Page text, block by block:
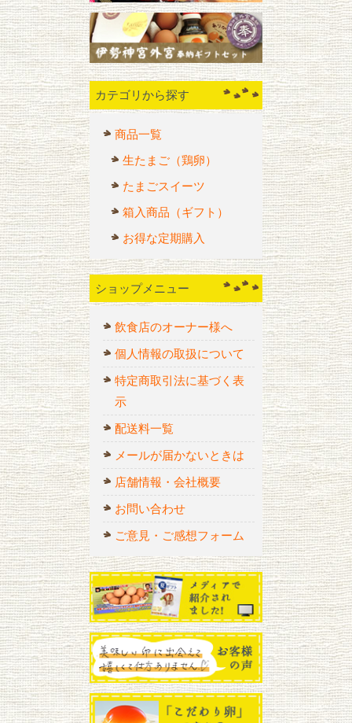
カテゴリから探す
商品一覧
生たまご（鶏卵）
たまごスイーツ
箱入商品（ギフト）
お得な定期購入
ショップメニュー
飲食店のオーナー様へ
個人情報の取扱について
特定商取引法に基づく表
示
配送料一覧
メールが届かないときは
店舗情報・会社概要
お問い合わせ
ご意見・ご感想フォーム